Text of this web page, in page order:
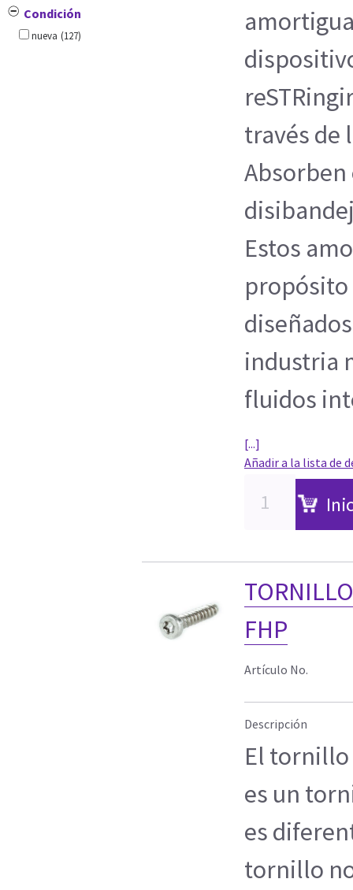
Condición
nueva (127)
través de
Absorben
Estos
propósito
industria
fluidos
[...]
Añadir a la lista de
FHP
Artículo No.
Descripción
El tornillo
es un
es
tornillo